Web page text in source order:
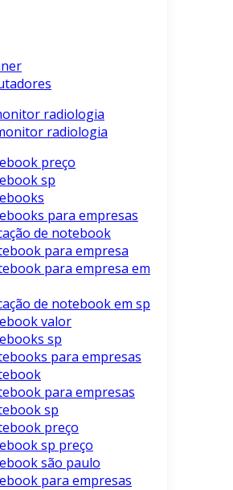
radiologia
radiologia
preço
sp
para empresas
de notebook
para empresa
para empresa em
de notebook em sp
valor
sp
para empresas
para empresas
sp
preço
sp preço
são paulo
para empresas